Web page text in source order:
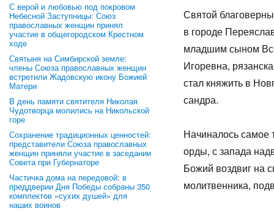
С верой и любовью под покровом
Небесной Заступницы: Союз
православных женщин принял
участие в общегородском Крестном
ходе
Святыня на Симбирской земле:
члены Союза православных женщин
встретили Жадовскую икону Божией
Матери
В день памяти святителя Николая
Чудотворца молились на Никольской
горе
Сохранение традиционных ценностей:
представители Союза православных
женщин приняли участие в заседании
Совета при Губернаторе
Частичка дома на передовой: в
преддверии Дня Победы собраны 350
комплектов «сухих душей» для
наших воинов
Свя­той
в го­ро­де
млад­шим сы­ном
Иго­рев­на,
стал кня­жить в
сандра.
На­чи­на­лось са­мое
ор­ды, с за­па­да
Бо­жий воз­двиг на
мо­лит­вен­ни­ка,